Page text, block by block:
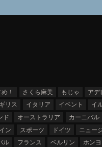
！ さくら麻美 もじゃ
アデ
リス イタリア イベント
イ
ド オーストラリア カーニバル
ン スポーツ ドイツ
ニュー
ル フランス ベルリン
ホン